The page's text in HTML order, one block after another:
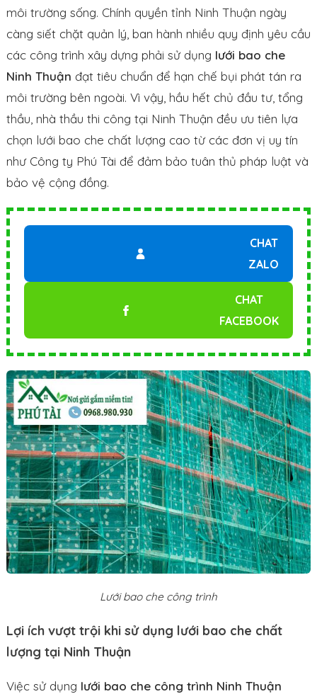
môi trường sống. Chính quyền tỉnh Ninh Thuận ngày
càng siết chặt quản lý, ban hành nhiều quy định yêu cầu
các công trình xây dựng phải sử dụng lưới bao che
Ninh Thuận đạt tiêu chuẩn để hạn chế bụi phát tán ra
môi trường bên ngoài. Vì vậy, hầu hết chủ đầu tư, tổng
thầu, nhà thầu thi công tại Ninh Thuận đều ưu tiên lựa
chọn lưới bao che chất lượng cao từ các đơn vị uy tín
như Công ty Phú Tài để đảm bảo tuân thủ pháp luật và
bảo vệ cộng đồng.
CHAT
ZALO
CHAT
FACEBOOK
Lưới bao che công trình
Lợi ích vượt trội khi sử dụng lưới bao che chất
lượng tại Ninh Thuận
Việc sử dụng lưới bao che công trình Ninh Thuận